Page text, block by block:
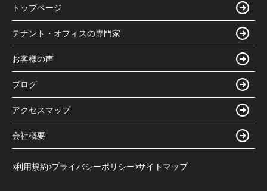
トップページ
テナント・オフィスの専門家
お客様の声
ブログ
アクセスマップ
会社概要
利用規約 プライバシーポリシー サイトマップ